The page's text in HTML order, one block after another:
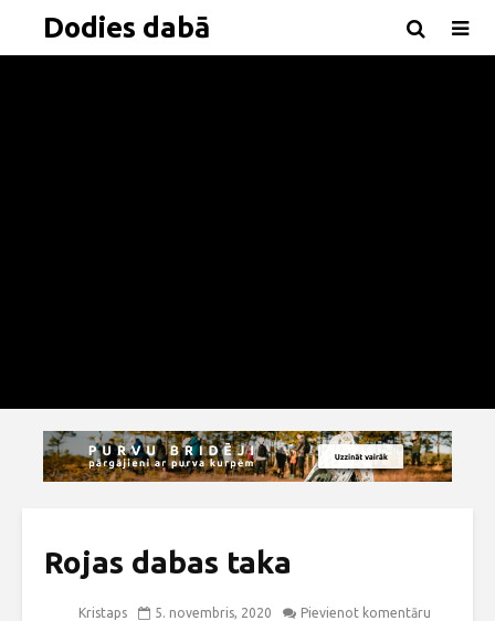
Dodies dabā
Rojas dabas taka
Kristaps 5. novembris, 2020 Pievienot komentāru